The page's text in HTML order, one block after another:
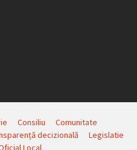
Consiliu
Comunitate
decizională
Legislatie
Local